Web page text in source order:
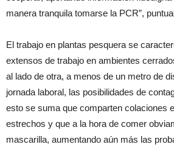
manera tranquila tomarse la PCR”,
El trabajo en plantas pesquera se
extensos de trabajo en ambientes
al lado de otra, a menos de un metro de
jornada laboral, las posibilidades de
esto se suma que comparten colaciones
estrechos y que a la hora de comer
mascarilla, aumentando aún más las